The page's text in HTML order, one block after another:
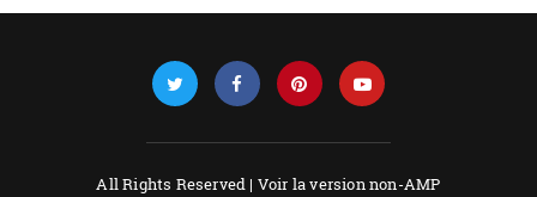
All Rights Reserved | Voir la version non-AMP